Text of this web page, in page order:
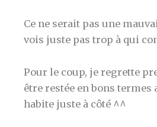
Ce ne serait pas une
vois juste pas trop à qui
Pour le coup, je regrette
être restée en bons termes
habite juste à côté ^^